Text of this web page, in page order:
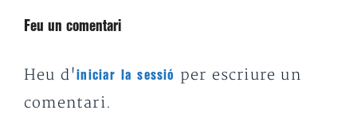
Feu un comentari
Heu d'iniciar la sessió
per escriure un
comentari.